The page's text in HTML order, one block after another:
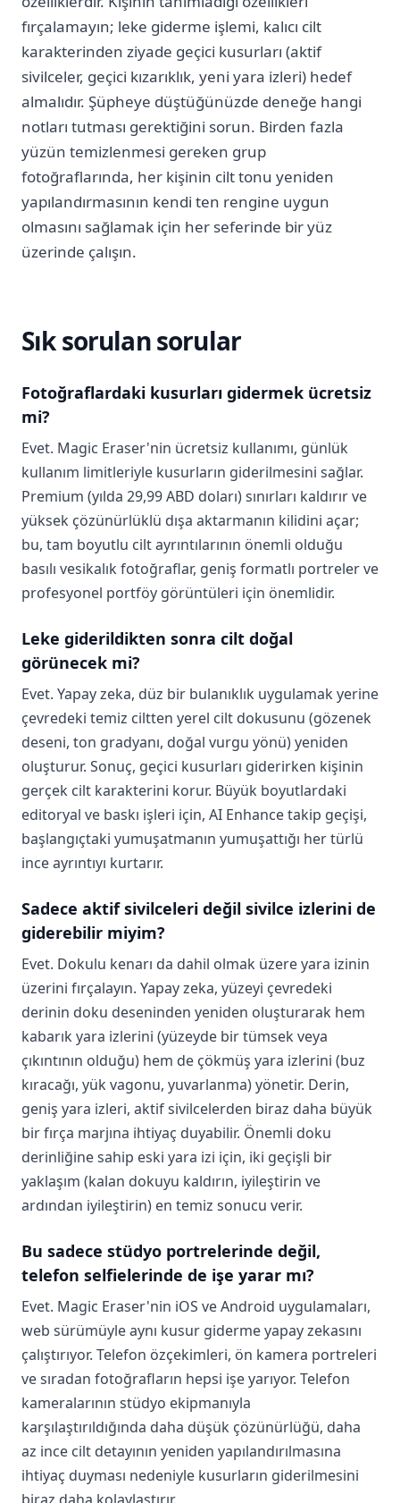
fırçalamayın; leke giderme işlemi, kalıcı cilt
karakterinden ziyade geçici kusurları (aktif
sivilceler, geçici kızarıklık, yeni yara izleri) hedef
almalıdır. Şüpheye düştüğünüzde deneğe hangi
notları tutması gerektiğini sorun. Birden fazla
yüzün temizlenmesi gereken grup
fotoğraflarında, her kişinin cilt tonu yeniden
yapılandırmasının kendi ten rengine uygun
olmasını sağlamak için her seferinde bir yüz
üzerinde çalışın.
Sık sorulan sorular
Fotoğraflardaki kusurları gidermek ücretsiz
mi?
Evet. Magic Eraser'nin ücretsiz kullanımı, günlük
kullanım limitleriyle kusurların giderilmesini sağlar.
Premium (yılda 29,99 ABD doları) sınırları kaldırır ve
yüksek çözünürlüklü dışa aktarmanın kilidini açar;
bu, tam boyutlu cilt ayrıntılarının önemli olduğu
basılı vesikalık fotoğraflar, geniş formatlı portreler ve
profesyonel portföy görüntüleri için önemlidir.
Leke giderildikten sonra cilt doğal
görünecek mi?
Evet. Yapay zeka, düz bir bulanıklık uygulamak yerine
çevredeki temiz ciltten yerel cilt dokusunu (gözenek
deseni, ton gradyanı, doğal vurgu yönü) yeniden
oluşturur. Sonuç, geçici kusurları giderirken kişinin
gerçek cilt karakterini korur. Büyük boyutlardaki
editoryal ve baskı işleri için, AI Enhance takip geçişi,
başlangıçtaki yumuşatmanın yumuşattığı her türlü
ince ayrıntıyı kurtarır.
Sadece aktif sivilceleri değil sivilce izlerini de
giderebilir miyim?
Evet. Dokulu kenarı da dahil olmak üzere yara izinin
üzerini fırçalayın. Yapay zeka, yüzeyi çevredeki
derinin doku deseninden yeniden oluşturarak hem
kabarık yara izlerini (yüzeyde bir tümsek veya
çıkıntının olduğu) hem de çökmüş yara izlerini (buz
kıracağı, yük vagonu, yuvarlanma) yönetir. Derin,
geniş yara izleri, aktif sivilcelerden biraz daha büyük
bir fırça marjına ihtiyaç duyabilir. Önemli doku
derinliğine sahip eski yara izi için, iki geçişli bir
yaklaşım (kalan dokuyu kaldırın, iyileştirin ve
ardından iyileştirin) en temiz sonucu verir.
Bu sadece stüdyo portrelerinde değil,
telefon selfielerinde de işe yarar mı?
Evet. Magic Eraser'nin iOS ve Android uygulamaları,
web sürümüyle aynı kusur giderme yapay zekasını
çalıştırıyor. Telefon özçekimleri, ön kamera portreleri
ve sıradan fotoğrafların hepsi işe yarıyor. Telefon
kameralarının stüdyo ekipmanıyla
karşılaştırıldığında daha düşük çözünürlüğü, daha
az ince cilt detayının yeniden yapılandırılmasına
ihtiyaç duyması nedeniyle kusurların giderilmesini